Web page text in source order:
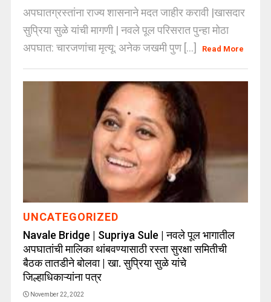
अपघातग्रस्तांना राज्य शासनाने मदत जाहीर करावी |खासदार
सुप्रिया सुळे यांची मागणी | नवले पूल परिसरात पुन्हा मोठा
अपघात: चारजणांचा मृत्यू: अनेक जखमी पुण [...]
Read More
UNCATEGORIZED
Navale Bridge | Supriya Sule | नवले पूल भागातील
अपघातांची मालिका थांबवण्यासाठी रस्ता सुरक्षा समितीची
बैठक तातडीने बोलवा | खा. सुप्रिया सुळे यांचे
जिल्हाधिकाऱ्यांना पत्र
November 22, 2022